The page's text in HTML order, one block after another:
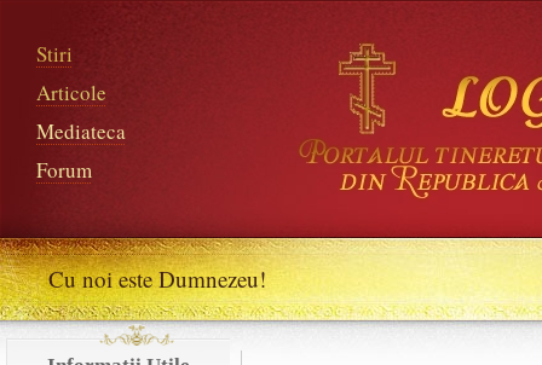
Stiri
Articole
Mediateca
Forum
Cu noi este Dumnezeu!